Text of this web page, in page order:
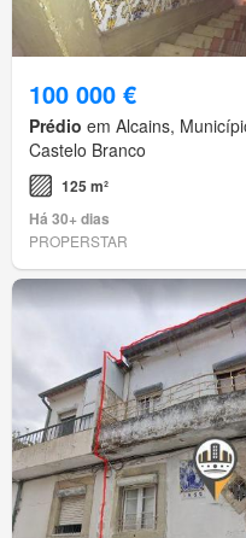
100 000 €
Prédio em Alcains,
Castelo Branco
125 m²
Há 30+ dias
PROPERSTAR